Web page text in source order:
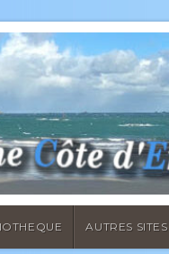
AUTRES SITES